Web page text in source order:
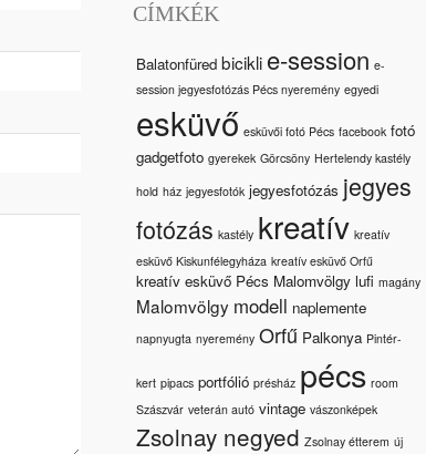
CÍMKÉK
Balatonfüred bicikli e-session e-
session jegyesfotózás Pécs nyeremény egyedi
esküvő esküvői fotó Pécs facebook fotó
gadgetfoto gyerekek Görcsöny Hertelendy kastély
hold ház jegyesfotók jegyesfotózás jegyes
fotózás kastély kreatív kreatív
esküvő Kiskunfélegyháza kreatív esküvő Orfű
kreatív esküvő Pécs Malomvölgy lufi magány
Malomvölgy modell naplemente
napnyugta nyeremény Orfű Palkonya Pintér-
kert pipacs portfólió présház pécs room
Szászvár veterán autó vintage vászonképek
Zsolnay negyed Zsolnay étterem új